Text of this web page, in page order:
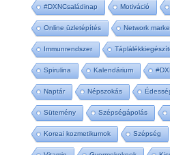
#DXNCsaládinap Motiváció
Online üzletépítés Network
Immunrendszer
Spirulina Kalendárium
Naptár Népszokás
Sütemény Szépségápolás
Koreai kozmetikumok Szépség